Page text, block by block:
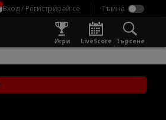
Вход / Регистрирай се
Игри LiveScore Търсене